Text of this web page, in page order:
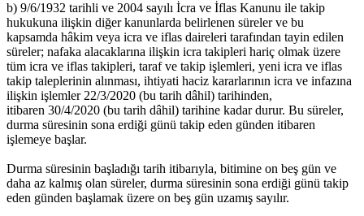
b) 9/6/1932 tarihli ve 2004 sayılı İcra ve İflas Kanunu ile takip
hukukuna ilişkin diğer kanunlarda belirlenen süreler ve bu
kapsamda hâkim veya icra ve iflas daireleri tarafından tayin edilen
süreler; nafaka alacaklarına ilişkin icra takipleri hariç olmak üzere
tüm icra ve iflas takipleri, taraf ve takip işlemleri, yeni icra ve iflas
takip taleplerinin alınması, ihtiyati haciz kararlarının icra ve infazına
ilişkin işlemler 22/3/2020 (bu tarih dâhil) tarihinden,
itibaren 30/4/2020 (bu tarih dâhil) tarihine kadar durur. Bu süreler,
durma süresinin sona erdiği günü takip eden günden itibaren
işlemeye başlar.
Durma süresinin başladığı tarih itibarıyla, bitimine on beş gün ve
daha az kalmış olan süreler, durma süresinin sona erdiği günü takip
eden günden başlamak üzere on beş gün uzamış sayılır.